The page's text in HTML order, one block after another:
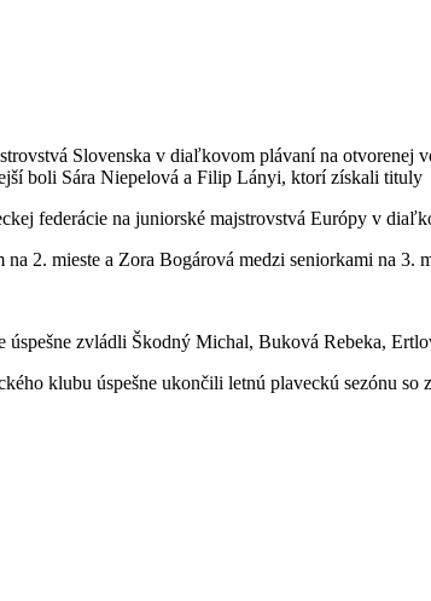
Slovenska v diaľkovom plávaní na
boli Sára Niepelová a Filip Lányi, ktorí získali
federácie na juniorské majstrovstvá Európy v
2. mieste a Zora Bogárová medzi seniorkami na 3.
úspešne zvládli Škodný Michal, Buková Rebeka,
klubu úspešne ukončili letnú plaveckú sezónu